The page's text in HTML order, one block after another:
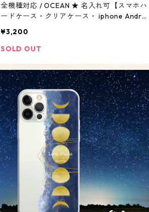
全機種対応 / OCEAN ★ 名入れ可【スマホハ
ードケース・クリアケース・ iphone Androi
¥3,200
SOLD OUT